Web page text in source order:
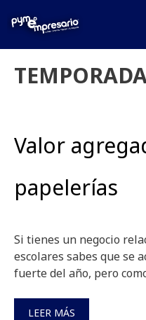
Valor
papelerías
Si tienes un negocio
escolares sabes que se
fuerte del año, pero
LEER MÁS